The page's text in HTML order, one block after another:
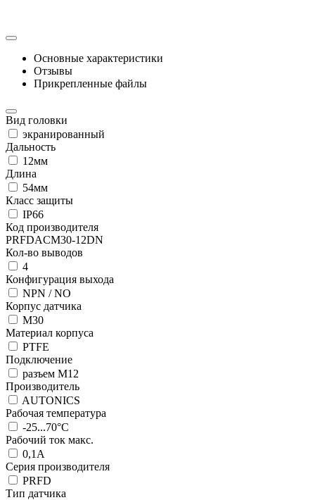
Основные характеристики
Отзывы
Прикрепленные файлы
Вид головки
экранированный
Дальность
12мм
Длина
54мм
Класс защиты
IP66
Код производителя
PRFDACM30-12DN
Кол-во выводов
4
Конфигурация выхода
NPN / NO
Корпус датчика
М30
Материал корпуса
PTFE
Подключение
разъем М12
Производитель
AUTONICS
Рабочая температура
-25...70°C
Рабочий ток макс.
0,1А
Серия производителя
PRFD
Тип датчика